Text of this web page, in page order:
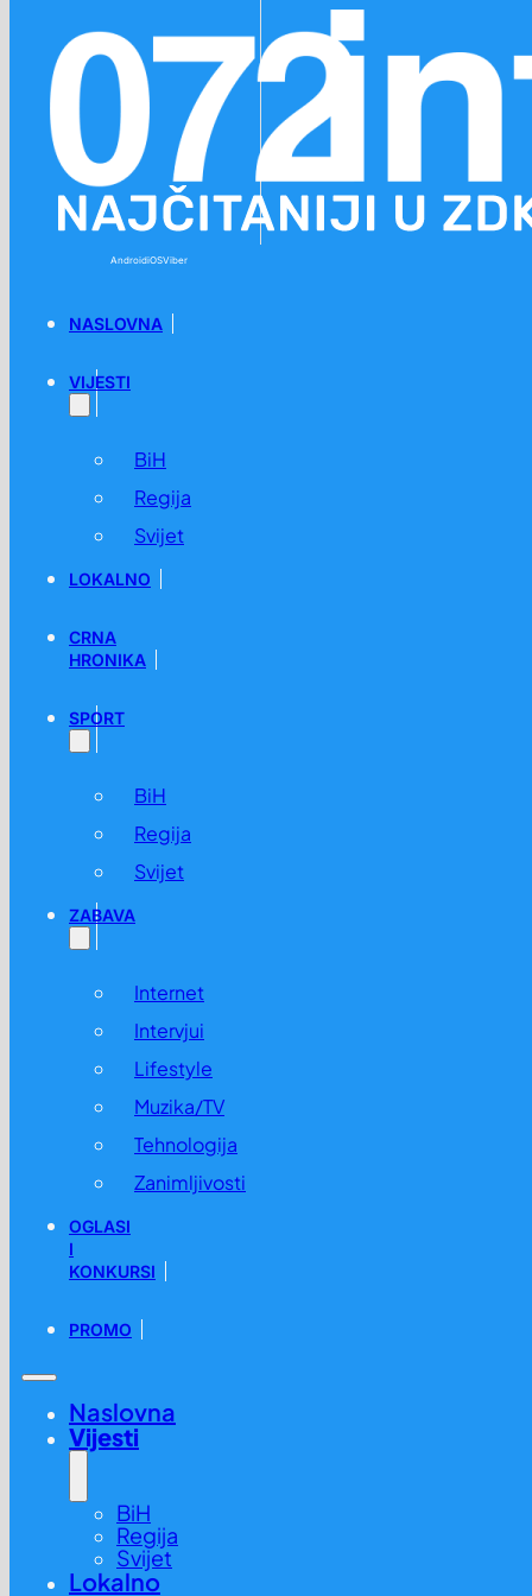
AndroidiOSViber
NASLOVNA
VIJESTI
BiH
Regija
Svijet
LOKALNO
CRNA
HRONIKA
SPORT
BiH
Regija
Svijet
ZABAVA
Internet
Intervjui
Lifestyle
Muzika/TV
Tehnologija
Zanimljivosti
OGLASI
I
KONKURSI
PROMO
Naslovna
Vijesti
BiH
Regija
Svijet
Lokalno